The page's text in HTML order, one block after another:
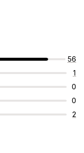
56
1
0
0
2